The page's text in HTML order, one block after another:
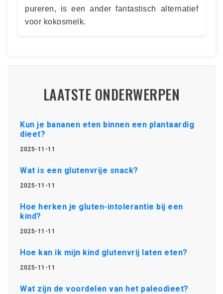
pureren, is een ander fantastisch alternatief
voor kokosmelk.
LAATSTE ONDERWERPEN
Kun je bananen eten binnen een plantaardig
dieet?
2025-11-11
Wat is een glutenvrije snack?
2025-11-11
Hoe herken je gluten-intolerantie bij een
kind?
2025-11-11
Hoe kan ik mijn kind glutenvrij laten eten?
2025-11-11
Wat zijn de voordelen van het paleodieet?